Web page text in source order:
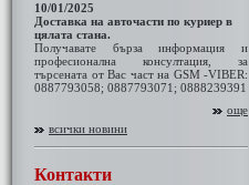
10/01/2025
Доставка на авточасти по куриер в
цялата стана.
Получавате бърза информация и
професионална консултация, за
търсената от Вас част на GSM -VIBER:
0887793058; 0887793071; 0888239391
още
всички новини
Контакти